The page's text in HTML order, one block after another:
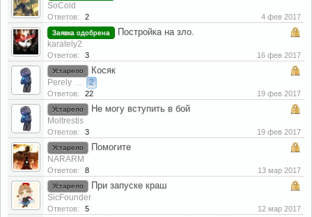
SoCold
Ответов: 2 4 фев 2017
Заявка одобрена Постройка на зло.
karately2
Ответов: 3 16 фев 2017
Устарело Косяк
Perely ... 2
Ответов: 22 19 фев 2017
Устарело Не могу вступить в бой
Moltrestis
Ответов: 3 19 фев 2017
Устарело Помогите
NARARM
Ответов: 8 13 мар 2017
Устарело При запуске краш
SicFounder
Ответов: 5 12 мар 2017